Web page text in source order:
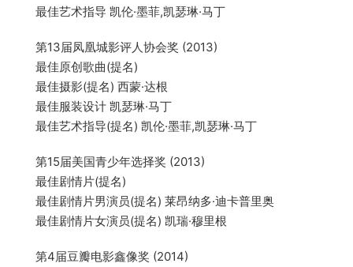
最佳艺术指导 凯伦·墨菲,凯瑟琳·马丁
第13届凤凰城影评人协会奖 (2013)
最佳原创歌曲(提名)
最佳摄影(提名) 西蒙·达根
最佳服装设计 凯瑟琳·马丁
最佳艺术指导(提名) 凯伦·墨菲,凯瑟琳·马丁
第15届美国青少年选择奖 (2013)
最佳剧情片(提名)
最佳剧情片男演员(提名) 莱昂纳多·迪卡普里奥
最佳剧情片女演员(提名) 凯瑞·穆里根
第4届豆瓣电影鑫像奖 (2014)